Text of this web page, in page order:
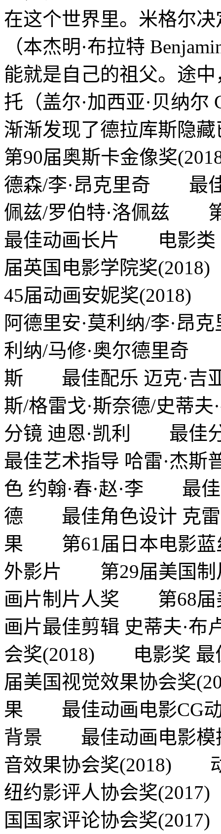
在这个世界里。米格尔
（本杰明·布拉特
能就是自己的祖父。途
托（盖尔·加西亚·贝纳尔
渐渐发现了德拉库斯
第90届奥斯卡金像奖
德森/李·昂克里奇 最佳
佩兹/罗伯特·洛佩兹
最佳动画长片 电影类
届英国电影学院奖
45届动画安妮奖
阿德里安·莫利纳/李·
利纳/马修·奥尔德里奇
斯 最佳配乐 迈克·吉
斯/格雷戈·斯奈德/史蒂
分镜 迪恩·凯利 最佳
最佳艺术指导 哈雷·杰
色 约翰·春·赵·李 最佳
德 最佳角色设计 克
果 第61届日本电影
外影片 第29届美国
画片制片人奖 第68
画片最佳剪辑 史蒂夫·
会奖(2018) 电影奖
届美国视觉效果协会奖
果 最佳动画电影CG
背景 最佳动画电影模
音效果协会奖(2018)
纽约影评人协会奖
国国家评论协会奖